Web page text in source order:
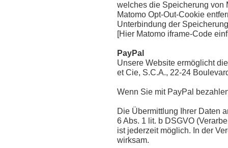
welches die Speicherung von
Matomo Opt-Out-Cookie
Unterbindung der
[Hier Matomo iframe-Code
PayPal
Unsere Website ermöglicht
et Cie, S.C.A., 22-24
Wenn Sie mit PayPal
Die Übermittlung Ihrer Daten
6 Abs. 1 lit. b DSGVO
ist jederzeit möglich. In der
wirksam.